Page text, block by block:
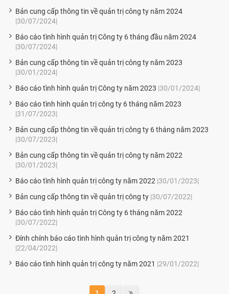
Bản cung cấp thông tin về quản trị công ty năm 2024
|30/07/2024|
Báo cáo tình hình quản trị Công ty 6 tháng đầu năm 2024
|30/07/2024|
Bản cung cấp thông tin về quản trị công ty năm 2023
|30/01/2024|
Báo cáo tình hình quản trị Công ty năm 2023 |30/01/2024|
Báo cáo tình hình quản trị công ty 6 tháng năm 2023
|31/07/2023|
Bản cung cấp thông tin về quản trị công ty 6 tháng năm 2023
|30/07/2023|
Bản cung cấp thông tin về quản trị công ty năm 2022
|30/01/2023|
Báo cáo tình hình quản trị công ty năm 2022 |30/01/2023|
Bản cung cấp thông tin về quản trị công ty |30/07/2022|
Báo cáo tình hình quản trị Công ty 6 tháng năm 2022
|30/07/2022|
Đính chính báo cáo tình hình quản trị công ty năm 2021
|22/04/2022|
Báo cáo tình hình quản trị công ty năm 2021 |29/01/2022|